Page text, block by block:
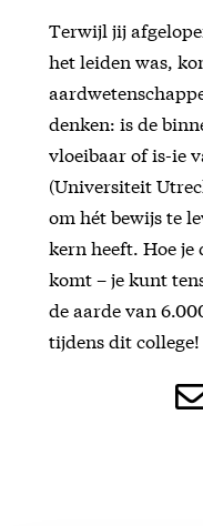
Terwijl jij
het leiden was,
denken: is de
vloeibaar of is-ie
(Universiteit
om hét bewijs te
kern heeft. Hoe
komt – je kunt
de aarde van
tijdens dit college!